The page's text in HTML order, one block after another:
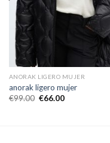
ANORAK LIGERO MUJER
anorak ligero mujer
€99.00 €66.00